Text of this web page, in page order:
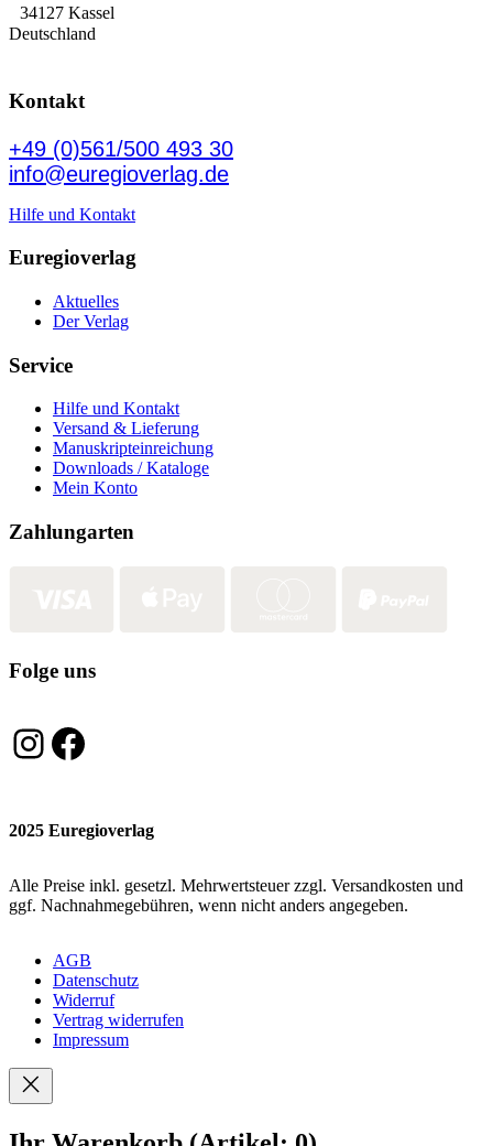
34127 Kassel
Deutschland
Kontakt
+49 (0)561/500 493 30
info@euregioverlag.de
Hilfe und Kontakt
Euregioverlag
Aktuelles
Der Verlag
Service
Hilfe und Kontakt
Versand & Lieferung
Manuskripteinreichung
Downloads / Kataloge
Mein Konto
Zahlungarten
Folge uns
Instagram
Facebook
2025 Euregioverlag
Alle Preise inkl. gesetzl. Mehrwertsteuer zzgl. Versandkosten und
ggf. Nachnahmegebühren, wenn nicht anders angegeben.
AGB
Datenschutz
Widerruf
Vertrag widerrufen
Impressum